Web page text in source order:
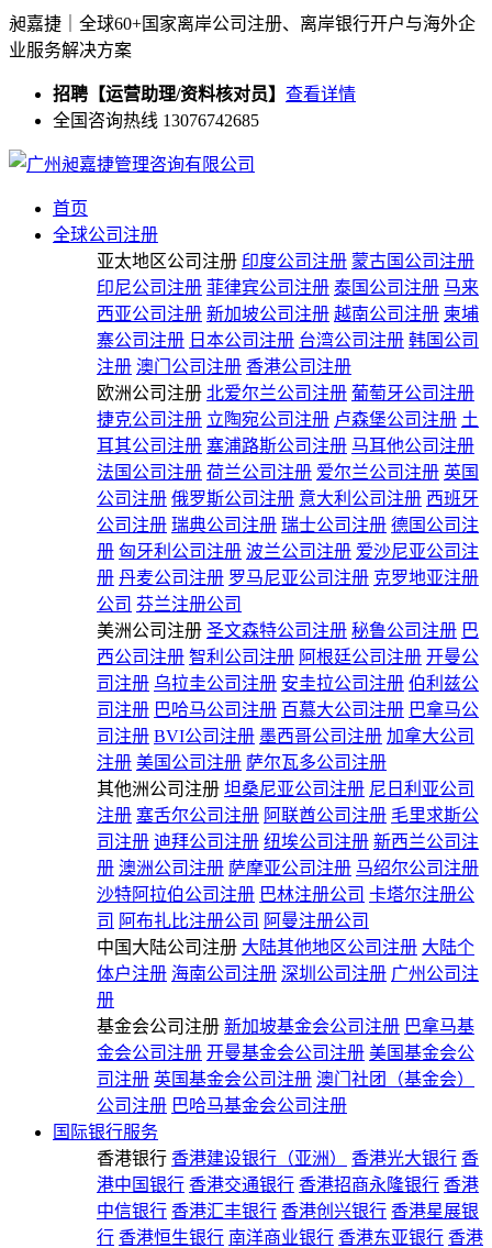
昶嘉捷｜全球60+国家离岸公司注册、离岸银行开户与海外企
业服务解决方案
招聘【运营助理/资料核对员】 查看详情
全国咨询热线 13076742685
首页
全球公司注册
亚太地区公司注册 印度公司注册 蒙古国公司注册
印尼公司注册 菲律宾公司注册 泰国公司注册 马来
西亚公司注册 新加坡公司注册 越南公司注册 柬埔
寨公司注册 日本公司注册 台湾公司注册 韩国公司
注册 澳门公司注册 香港公司注册
欧洲公司注册 北爱尔兰公司注册 葡萄牙公司注册
捷克公司注册 立陶宛公司注册 卢森堡公司注册 土
耳其公司注册 塞浦路斯公司注册 马耳他公司注册
法国公司注册 荷兰公司注册 爱尔兰公司注册 英国
公司注册 俄罗斯公司注册 意大利公司注册 西班牙
公司注册 瑞典公司注册 瑞士公司注册 德国公司注
册 匈牙利公司注册 波兰公司注册 爱沙尼亚公司注
册 丹麦公司注册 罗马尼亚公司注册 克罗地亚注册
公司 芬兰注册公司
美洲公司注册 圣文森特公司注册 秘鲁公司注册 巴
西公司注册 智利公司注册 阿根廷公司注册 开曼公
司注册 乌拉圭公司注册 安圭拉公司注册 伯利兹公
司注册 巴哈马公司注册 百慕大公司注册 巴拿马公
司注册 BVI公司注册 墨西哥公司注册 加拿大公司
注册 美国公司注册 萨尔瓦多公司注册
其他洲公司注册 坦桑尼亚公司注册 尼日利亚公司
注册 塞舌尔公司注册 阿联酋公司注册 毛里求斯公
司注册 迪拜公司注册 纽埃公司注册 新西兰公司注
册 澳洲公司注册 萨摩亚公司注册 马绍尔公司注册
沙特阿拉伯公司注册 巴林注册公司 卡塔尔注册公
司 阿布扎比注册公司 阿曼注册公司
中国大陆公司注册 大陆其他地区公司注册 大陆个
体户注册 海南公司注册 深圳公司注册 广州公司注
册
基金会公司注册 新加坡基金会公司注册 巴拿马基
金会公司注册 开曼基金会公司注册 美国基金会公
司注册 英国基金会公司注册 澳门社团（基金会）
公司注册 巴哈马基金会公司注册
国际银行服务
香港银行 香港建设银行（亚洲） 香港光大银行 香
港中国银行 香港交通银行 香港招商永隆银行 香港
中信银行 香港汇丰银行 香港创兴银行 香港星展银
行 香港恒生银行 南洋商业银行 香港东亚银行 香港